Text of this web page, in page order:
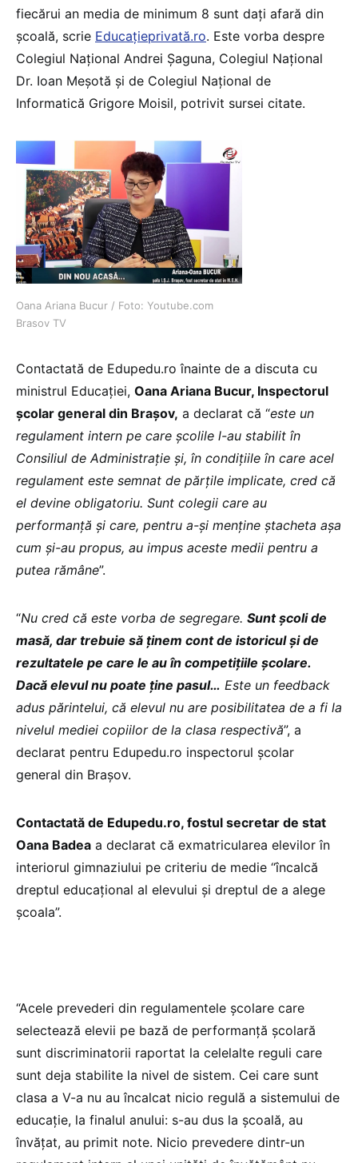
fiecărui an media de minimum 8 sunt dați afară din
școală, scrie Educațieprivată.ro. Este vorba despre
Colegiul Național Andrei Șaguna, Colegiul Național
Dr. Ioan Meșotă și de Colegiul Național de
Informatică Grigore Moisil, potrivit sursei citate.
Oana Ariana Bucur / Foto: Youtube.com
Brasov TV
Contactată de Edupedu.ro înainte de a discuta cu
ministrul Educației, Oana Ariana Bucur, Inspectorul
școlar general din Brașov, a declarat că “este un
regulament intern pe care școlile l-au stabilit în
Consiliul de Administrație și, în condițiile în care acel
regulament este semnat de părțile implicate, cred că
el devine obligatoriu. Sunt colegii care au
performanță și care, pentru a-și menține ștacheta așa
cum și-au propus, au impus aceste medii pentru a
putea rămâne”.
“Nu cred că este vorba de segregare. Sunt școli de
masă, dar trebuie să ținem cont de istoricul și de
rezultatele pe care le au în competițiile școlare.
Dacă elevul nu poate ține pasul… Este un feedback
adus părintelui, că elevul nu are posibilitatea de a fi la
nivelul mediei copiilor de la clasa respectivă”, a
declarat pentru Edupedu.ro inspectorul școlar
general din Brașov.
Contactată de Edupedu.ro, fostul secretar de stat
Oana Badea a declarat că exmatricularea elevilor în
interiorul gimnaziului pe criteriu de medie “încalcă
dreptul educațional al elevului și dreptul de a alege
școala”.
“Acele prevederi din regulamentele școlare care
selectează elevii pe bază de performanță școlară
sunt discriminatorii raportat la celelalte reguli care
sunt deja stabilite la nivel de sistem. Cei care sunt
clasa a V-a nu au încalcat nicio regulă a sistemului de
educație, la finalul anului: s-au dus la școală, au
învățat, au primit note. Nicio prevedere dintr-un